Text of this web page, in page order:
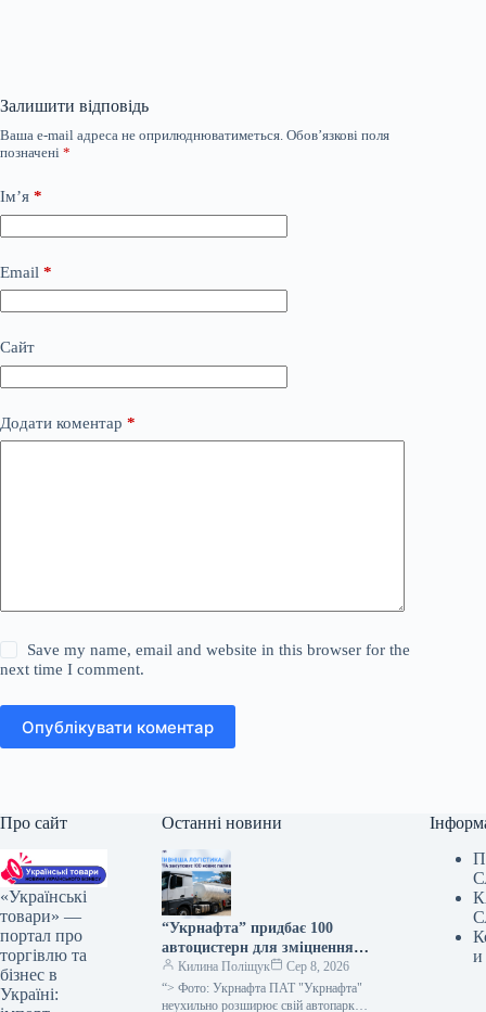
Залишити відповідь
Ваша e-mail адреса не оприлюднюватиметься. Обов’язкові поля
позначені *
Ім’я *
Email *
Сайт
Додати коментар *
Save my name, email and website in this browser for the
next time I comment.
Опублікувати коментар
Про сайт
«Українські
товари» —
портал про
торгівлю та
бізнес в
Україні:
Останні новини
“Укрнафта” придбає 100
автоцистерн для зміцнення
безпеки доставки палива
Килина Поліщук
Сер 8, 2026
“> Фото: Укрнафта ПАТ "Укрнафта"
неухильно розширює свій автопарк
и